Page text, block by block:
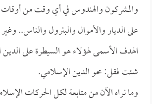
والمشركون والهندوس في أي وقت من أوقات
على الديار والأموال والبترول والناس..
الهدف الأسمى لهؤلاء هو السيطرة على
شئت فقل: محو الدين الإسلامي.
وما نراه الآن من متابعة لكل الحركات